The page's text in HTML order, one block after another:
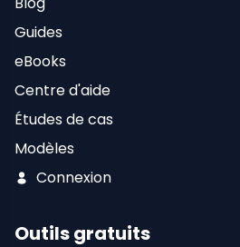
Guides
eBooks
Centre d'aide
Études de cas
Modèles
Connexion
Outils gratuits